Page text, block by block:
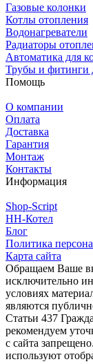
Газовые колонки
Котлы отопления
Водонагреватели
Радиаторы
Автоматика для
Трубы и фитинги
Помощь
О компании
Оплата
Доставка
Гарантия
Монтаж
Контакты
Информация
Shop-Script
НН-Котел
Блог
Политика
Карта сайта
Обращаем Ваше
исключительно
условиях
являются
Статьи 437
рекомендуем
с сайта
используют